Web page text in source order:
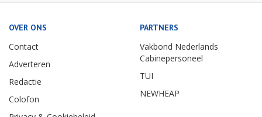
OVER ONS
Contact
Adverteren
Redactie
Colofon
PARTNERS
Vakbond Nederlands
Cabinepersoneel
TUI
NEWHEAP